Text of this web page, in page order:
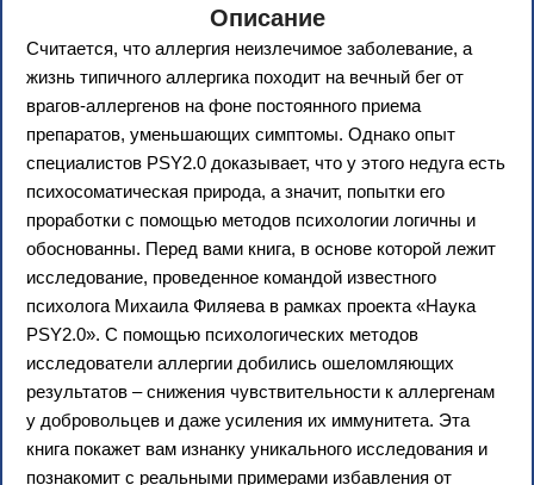
Описание
Считается, что аллергия неизлечимое заболевание, а
жизнь типичного аллергика походит на вечный бег от
врагов-аллергенов на фоне постоянного приема
препаратов, уменьшающих симптомы. Однако опыт
специалистов PSY2.0 доказывает, что у этого недуга есть
психосоматическая природа, а значит, попытки его
проработки с помощью методов психологии логичны и
обоснованны. Перед вами книга, в основе которой лежит
исследование, проведенное командой известного
психолога Михаила Филяева в рамках проекта «Наука
PSY2.0». С помощью психологических методов
исследователи аллергии добились ошеломляющих
результатов – снижения чувствительности к аллергенам
у добровольцев и даже усиления их иммунитета. Эта
книга покажет вам изнанку уникального исследования и
познакомит с реальными примерами избавления от